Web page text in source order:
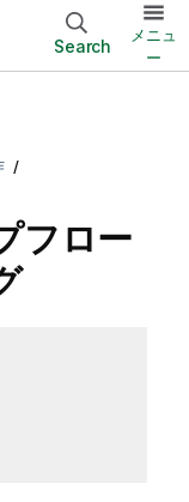
Search
メニュ
ー
フロー